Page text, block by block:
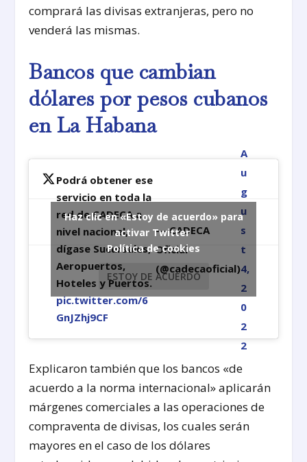
comprará las divisas extranjeras, pero no
venderá las mismas.
Bancos que cambian
dólares por pesos cubanos
en La Habana
Podrá obtener ese
servicio en toda la
red de CADECA a
nivel nacional,
dígase Sucursales,
Aeropuertos,
Hoteles y Puertos.
pic.twitter.com/6
GnJZhj9CF
— CADECA
Oficial
(@cadecaoficial)
A
u
g
u
s
t
4,
2
0
2
2
Haz clic en «Estoy de acuerdo» para
activar Twitter
Política de cookies
ESTOY DE ACUERDO
Explicaron también que los bancos «de
acuerdo a la norma internacional» aplicarán
márgenes comerciales a las operaciones de
compraventa de divisas, los cuales serán
mayores en el caso de los dólares